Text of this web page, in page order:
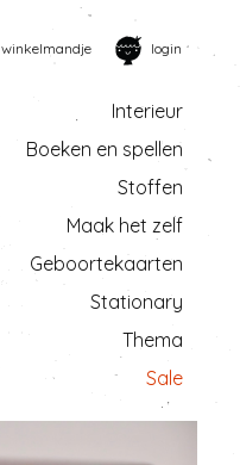
winkelmandje login
Interieur
Boeken en spellen
Stoffen
Maak het zelf
Geboortekaarten
Stationary
Thema
Sale